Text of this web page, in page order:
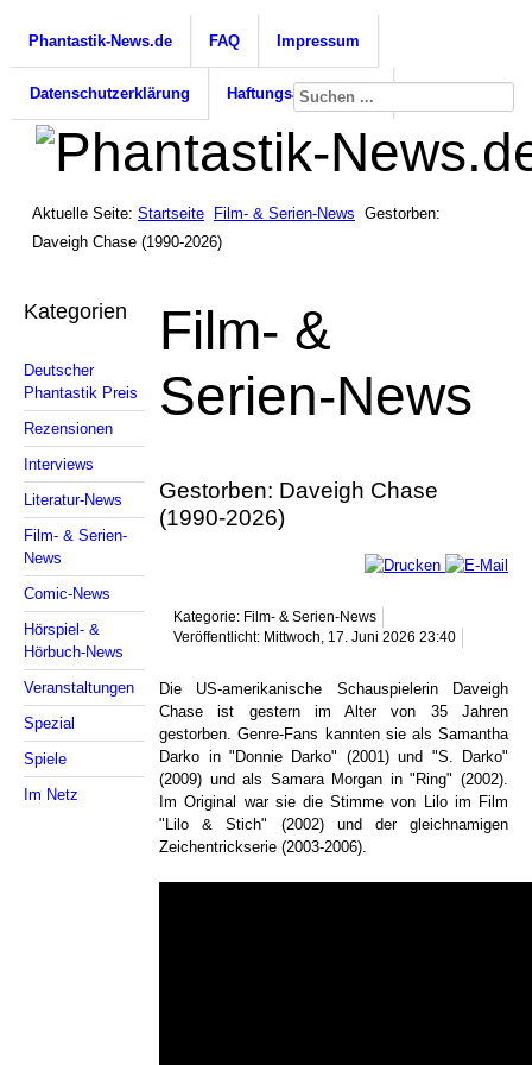
Phantastik-News.de FAQ Impressum
Datenschutzerklärung Haftungsausschluss
Aktuelle Seite: Startseite Film- & Serien-News Gestorben:
Daveigh Chase (1990-2026)
Kategorien
Deutscher
Phantastik Preis
Rezensionen
Interviews
Literatur-News
Film- & Serien-
News
Comic-News
Hörspiel- &
Hörbuch-News
Veranstaltungen
Spezial
Spiele
Im Netz
Film- &
Serien-News
Gestorben: Daveigh Chase
(1990-2026)
Kategorie: Film- & Serien-News
Veröffentlicht: Mittwoch, 17. Juni 2026 23:40
Die US-amerikanische Schauspielerin Daveigh
Chase ist gestern im Alter von 35 Jahren
gestorben. Genre-Fans kannten sie als Samantha
Darko in "Donnie Darko" (2001) und "S. Darko"
(2009) und als Samara Morgan in "Ring" (2002).
Im Original war sie die Stimme von Lilo im Film
"Lilo & Stich" (2002) und der gleichnamigen
Zeichentrickserie (2003-2006).